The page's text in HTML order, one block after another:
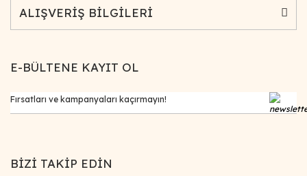
ALIŞVERİŞ BİLGİLERİ
E-BÜLTENE KAYIT OL
BİZİ TAKİP EDİN